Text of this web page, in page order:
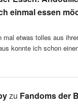
einmal essen
mal etwas tolles aus
konnte ich schon
zu Fandoms der